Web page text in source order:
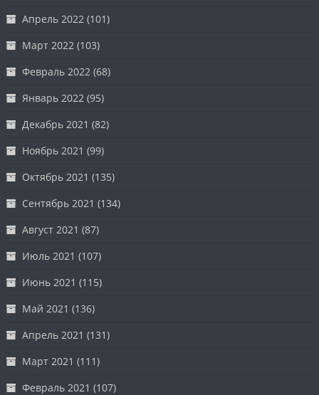
Апрель 2022 (101)
Март 2022 (103)
Февраль 2022 (68)
Январь 2022 (95)
Декабрь 2021 (82)
Ноябрь 2021 (99)
Октябрь 2021 (135)
Сентябрь 2021 (134)
Август 2021 (87)
Июль 2021 (107)
Июнь 2021 (115)
Май 2021 (136)
Апрель 2021 (131)
Март 2021 (111)
Февраль 2021 (107)